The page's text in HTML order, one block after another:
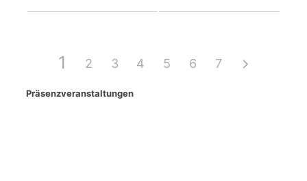
1 2 3 4 5 6 7
Präsenzveranstaltungen